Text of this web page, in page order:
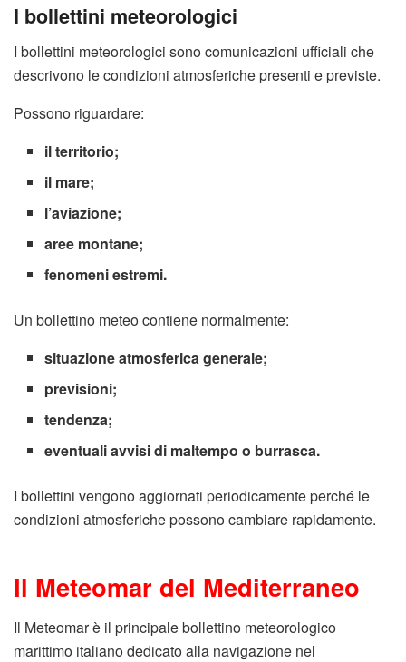
I bollettini meteorologici
I bollettini meteorologici sono comunicazioni ufficiali che
descrivono le condizioni atmosferiche presenti e previste.
Possono riguardare:
il territorio;
il mare;
l’aviazione;
aree montane;
fenomeni estremi.
Un bollettino meteo contiene normalmente:
situazione atmosferica generale;
previsioni;
tendenza;
eventuali avvisi di maltempo o burrasca.
I bollettini vengono aggiornati periodicamente perché le
condizioni atmosferiche possono cambiare rapidamente.
Il Meteomar del Mediterraneo
Il Meteomar è il principale bollettino meteorologico
marittimo italiano dedicato alla navigazione nel